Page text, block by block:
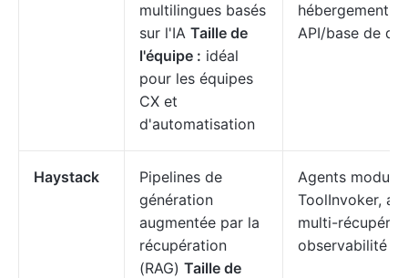
multilingues basés
sur l'IA Taille de
l'équipe : idéal
pour les équipes
CX et
d'automatisation
hébergement,
API/base de
Haystack
Pipelines de
génération
augmentée par la
récupération
(RAG) Taille de
Agents
ToolInvoker,
multi-
observabilité